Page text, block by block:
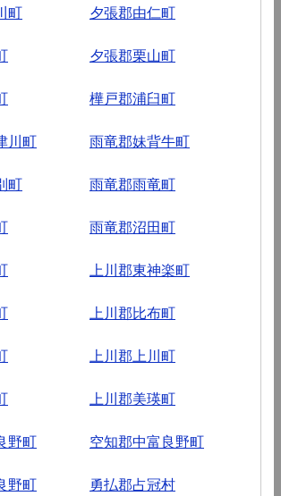
町 夕張郡由仁町
夕張郡栗山町
樺戸郡浦臼町
川町 雨竜郡妹背牛町
町 雨竜郡雨竜町
雨竜郡沼田町
上川郡東神楽町
上川郡比布町
上川郡上川町
上川郡美瑛町
野町 空知郡中富良野町
野町 勇払郡占冠村